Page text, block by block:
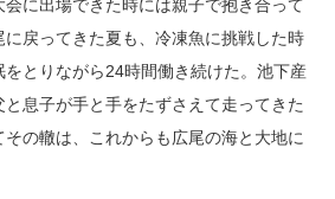
に出場できた時には親子で抱き合って
戻ってきた夏も、冷凍魚に挑戦した時
をとりながら24時間働き続けた。池下産
息子が手と手をたずさえて走ってきた
の轍は、これからも広尾の海と大地に